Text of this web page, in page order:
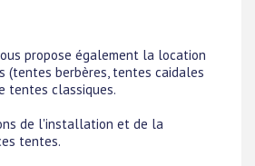
propose également la location
(tentes berbères, tentes caidales
tentes classiques.
de l'installation et de la
tentes.